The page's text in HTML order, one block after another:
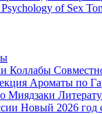
Psychology of Sex
Коллабы
Ароматы по
Миядзаки
Новый 2026 год